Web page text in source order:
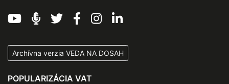
Archívna verzia VEDA NA DOSAH
POPULARIZÁCIA VAT